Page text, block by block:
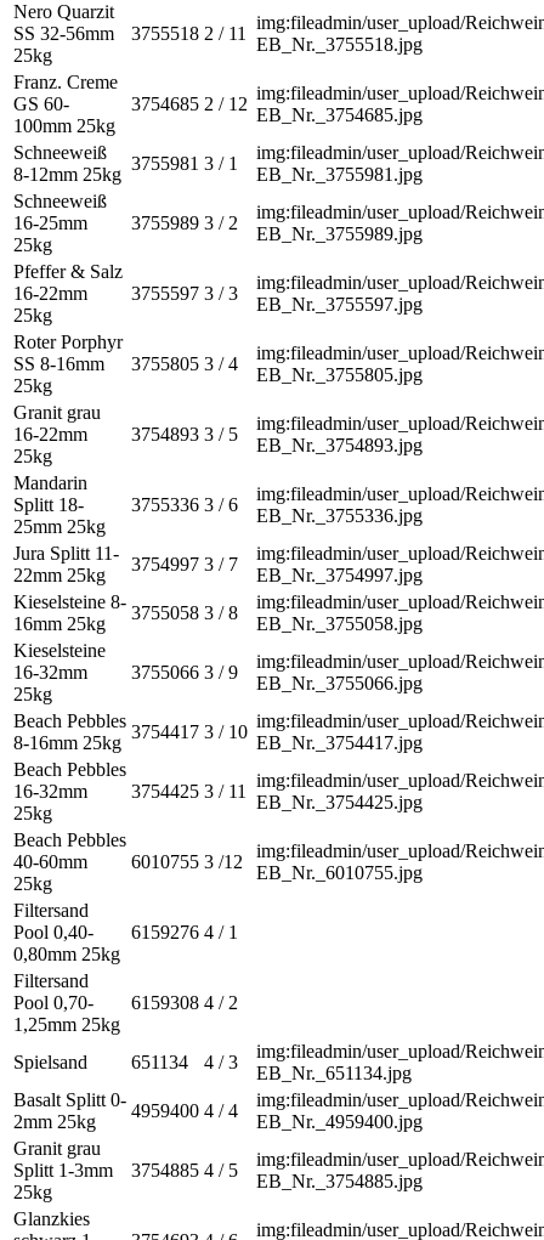
Nero Quarzit
SS 32-56mm
25kg
3755518 2 / 11
img:fileadmin/user_upload/
EB_Nr._3755518.jpg
Franz. Creme
GS 60-
100mm 25kg
3754685 2 / 12
img:fileadmin/user_upload/
EB_Nr._3754685.jpg
Schneeweiß
8-12mm 25kg
3755981 3 / 1
img:fileadmin/user_upload/
EB_Nr._3755981.jpg
Schneeweiß
16-25mm
25kg
3755989 3 / 2
img:fileadmin/user_upload/
EB_Nr._3755989.jpg
Pfeffer & Salz
16-22mm
25kg
3755597 3 / 3
img:fileadmin/user_upload/
EB_Nr._3755597.jpg
Roter Porphyr
SS 8-16mm
25kg
3755805 3 / 4
img:fileadmin/user_upload/
EB_Nr._3755805.jpg
Granit grau
16-22mm
25kg
3754893 3 / 5
img:fileadmin/user_upload/
EB_Nr._3754893.jpg
Mandarin
Splitt 18-
25mm 25kg
3755336 3 / 6
img:fileadmin/user_upload/
EB_Nr._3755336.jpg
Jura Splitt 11-
22mm 25kg
3754997 3 / 7
img:fileadmin/user_upload/
EB_Nr._3754997.jpg
Kieselsteine 8-
16mm 25kg
3755058 3 / 8
img:fileadmin/user_upload/
EB_Nr._3755058.jpg
Kieselsteine
16-32mm
25kg
3755066 3 / 9
img:fileadmin/user_upload/
EB_Nr._3755066.jpg
Beach Pebbles
8-16mm 25kg
3754417 3 / 10
img:fileadmin/user_upload/
EB_Nr._3754417.jpg
Beach Pebbles
16-32mm
25kg
3754425 3 / 11
img:fileadmin/user_upload/
EB_Nr._3754425.jpg
Beach Pebbles
40-60mm
25kg
6010755 3 /12
img:fileadmin/user_upload/
EB_Nr._6010755.jpg
Filtersand
Pool 0,40-
0,80mm 25kg
6159276 4 / 1
Filtersand
Pool 0,70-
1,25mm 25kg
6159308 4 / 2
Spielsand 651134 4 / 3
img:fileadmin/user_upload/
EB_Nr._651134.jpg
Basalt Splitt 0-
2mm 25kg
4959400 4 / 4
img:fileadmin/user_upload/
EB_Nr._4959400.jpg
Granit grau
Splitt 1-3mm
25kg
3754885 4 / 5
img:fileadmin/user_upload/
EB_Nr._3754885.jpg
Glanzkies
img:fileadmin/user_upload/